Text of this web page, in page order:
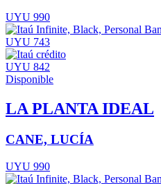
UYU 990
UYU 743
UYU 842
Disponible
LA PLANTA IDEAL
CANE, LUCÍA
UYU 990